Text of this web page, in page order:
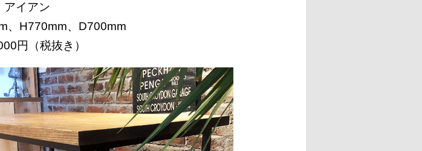
アイアン
、H770mm、D700mm
円（税抜き）